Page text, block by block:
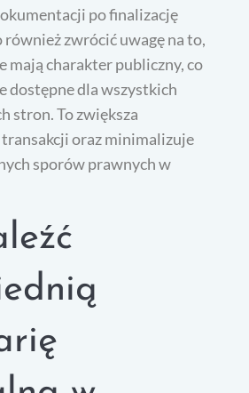
po finalizację
zwrócić uwagę na to,
mają charakter publiczny, co
dostępne dla wszystkich
stron. To zwiększa
oraz minimalizuje
sporów prawnych w